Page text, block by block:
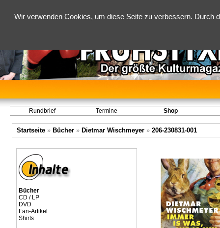
Wir verwenden Cookies, um diese Seite zu verbessern.
Rundbrief Termine Shop
Startseite» Bücher» Dietmar Wischmeyer» 206-230831-001
Bücher
CD / LP
DVD
Fan-Artikel
Shirts